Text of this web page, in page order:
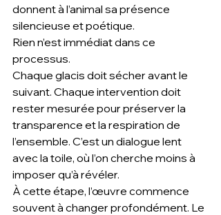
donnent à l’animal sa présence
silencieuse et poétique.
Rien n’est immédiat dans ce
processus.
Chaque glacis doit sécher avant le
suivant. Chaque intervention doit
rester mesurée pour préserver la
transparence et la respiration de
l’ensemble. C’est un dialogue lent
avec la toile, où l’on cherche moins à
imposer qu’à révéler.
À cette étape, l’œuvre commence
souvent à changer profondément. Le